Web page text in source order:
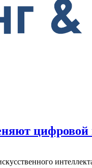
цифровой